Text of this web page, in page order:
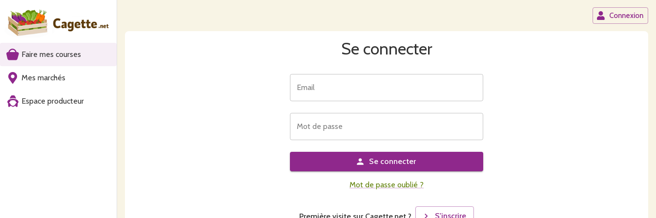
Faire mes courses
Mes marchés
Espace producteur
Connexion
Se connecter
Email
Mot de passe
Se connecter
Mot de passe oublié ?
Première visite sur Cagette.net ? S'inscrire